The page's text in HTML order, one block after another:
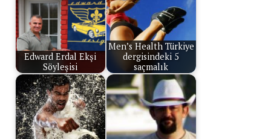
Edward Erdal Ekşi
Söyleşisi
Men’s Health Türkiye
dergisindeki 5
saçmalık